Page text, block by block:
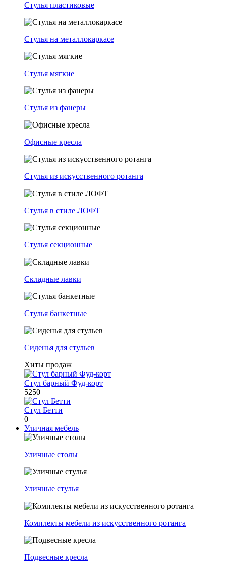
Стулья пластиковые
Стулья на металлокаркасе
Стулья мягкие
Стулья из фанеры
Офисные кресла
Стулья из искусственного ротанга
Стулья в стиле ЛОФТ
Стулья секционные
Складные лавки
Стулья банкетные
Сиденья для стульев
Хиты продаж
Стул барный Фуд-корт
5250
Стул Бетти
0
Уличная мебель
Уличные столы
Уличные стулья
Комплекты мебели из искусственного ротанга
Подвесные кресла